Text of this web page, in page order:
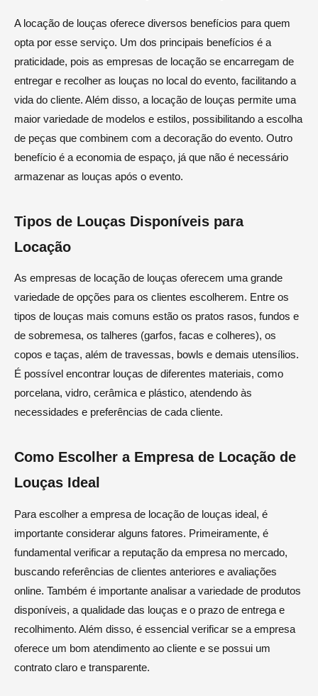
A locação de louças oferece diversos benefícios para quem
opta por esse serviço. Um dos principais benefícios é a
praticidade, pois as empresas de locação se encarregam de
entregar e recolher as louças no local do evento, facilitando a
vida do cliente. Além disso, a locação de louças permite uma
maior variedade de modelos e estilos, possibilitando a escolha
de peças que combinem com a decoração do evento. Outro
benefício é a economia de espaço, já que não é necessário
armazenar as louças após o evento.
Tipos de Louças Disponíveis para
Locação
As empresas de locação de louças oferecem uma grande
variedade de opções para os clientes escolherem. Entre os
tipos de louças mais comuns estão os pratos rasos, fundos e
de sobremesa, os talheres (garfos, facas e colheres), os
copos e taças, além de travessas, bowls e demais utensílios.
É possível encontrar louças de diferentes materiais, como
porcelana, vidro, cerâmica e plástico, atendendo às
necessidades e preferências de cada cliente.
Como Escolher a Empresa de Locação de
Louças Ideal
Para escolher a empresa de locação de louças ideal, é
importante considerar alguns fatores. Primeiramente, é
fundamental verificar a reputação da empresa no mercado,
buscando referências de clientes anteriores e avaliações
online. Também é importante analisar a variedade de produtos
disponíveis, a qualidade das louças e o prazo de entrega e
recolhimento. Além disso, é essencial verificar se a empresa
oferece um bom atendimento ao cliente e se possui um
contrato claro e transparente.